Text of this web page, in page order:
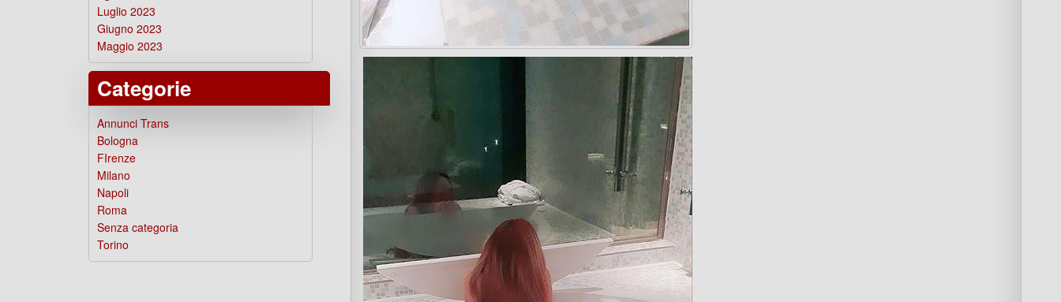
Luglio 2023
Giugno 2023
Maggio 2023
Categorie
Annunci Trans
Bologna
FIrenze
Milano
Napoli
Roma
Senza categoria
Torino